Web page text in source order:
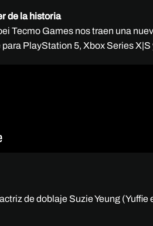
de la historia
Tecmo Games nos traen una
PlayStation 5, Xbox Series X|S
de doblaje Suzie Yeung